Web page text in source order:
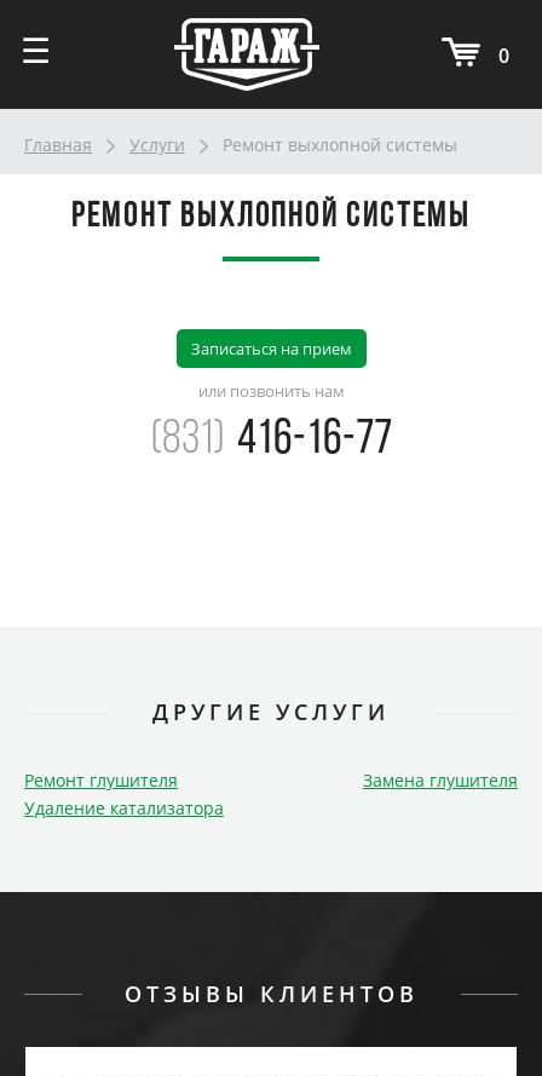
☰
Главная Услуги Ремонт выхлопной системы
Ремонт выхлопной системы
Записаться на прием
или позвонить нам
(831) 416-16-77
ДРУГИЕ УСЛУГИ
Ремонт глушителя
Замена глушителя
Удаление катализатора
ОТЗЫВЫ КЛИЕНТОВ